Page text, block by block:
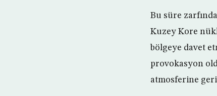
Bu süre
Kuzey Kore
bölgeye davet
provokasyon
atmosferine